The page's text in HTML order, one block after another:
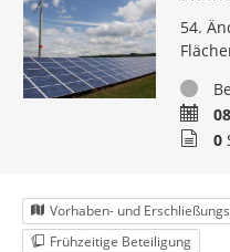
54.
Status
0
Vorhaben- und
Frühzeitige Beteiligung